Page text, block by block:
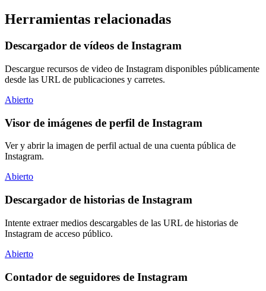
Herramientas relacionadas
Descargador de vídeos de Instagram
Descargue recursos de video de Instagram disponibles públicamente
desde las URL de publicaciones y carretes.
Abierto
Visor de imágenes de perfil de Instagram
Ver y abrir la imagen de perfil actual de una cuenta pública de
Instagram.
Abierto
Descargador de historias de Instagram
Intente extraer medios descargables de las URL de historias de
Instagram de acceso público.
Abierto
Contador de seguidores de Instagram